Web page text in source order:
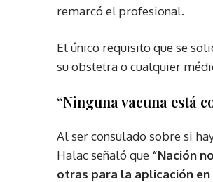
remarcó el profesional.
El único requisito que se
su obstetra o cualquier
“Ninguna vacuna está
Al ser consulado sobre si
Halac señaló que “Nación
otras para la aplicación